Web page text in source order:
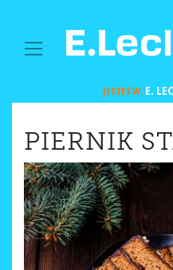
MAIN
JESTEŚ W:E.
PIERNIK